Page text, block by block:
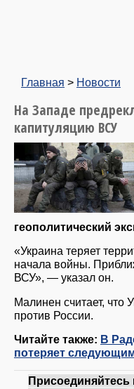
Главная > Новости
На Западе
капитуляцию ВСУ
геополитический
«Украина теряет
начала войны.
ВСУ», — указал он.
Малинен считает, что
против России.
Читайте также: В
потеряет
Присоединяйтесь